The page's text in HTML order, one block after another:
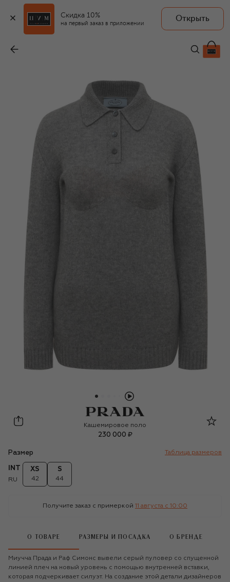
Скидка 10%
на первый заказ в приложении
Открыть
230 000 ₽
Prada
Кашемировое поло
230 000 ₽
Размер Таблица размеров
INT
RU
XS
42
S
44
Получите заказ с примеркой 11 августа c 10:00
О ТОВАРЕ РАЗМЕРЫ И ПОСАДКА О БРЕНДЕ
Миучча Прада и Раф Симонс вывели серый пуловер со спущенной
линией плеч на новый уровень с помощью внутренней вставки,
которая подчеркивает силуэт. На создание этой детали дизайнеров